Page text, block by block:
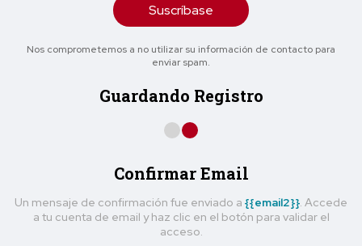
Suscríbase
Nos comprometemos a no utilizar su información de contacto para
enviar spam.
Guardando Registro
Confirmar Email
Un mensaje de confirmación fue enviado a {{email2}} . Accede
a tu cuenta de email y haz clic en el botón para validar el
acceso.